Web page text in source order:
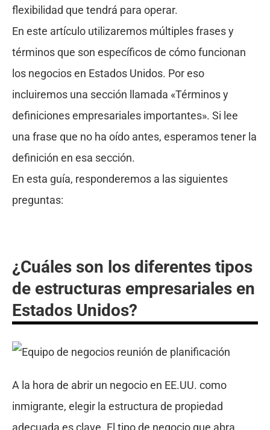
flexibilidad que tendrá para operar.
En este artículo utilizaremos múltiples frases y
términos que son específicos de cómo funcionan
los negocios en Estados Unidos. Por eso
incluiremos una sección llamada «Términos y
definiciones empresariales importantes». Si lee
una frase que no ha oído antes, esperamos tener la
definición en esa sección.
En esta guía, responderemos a las siguientes
preguntas:
¿Cuáles son los diferentes tipos
de estructuras empresariales en
Estados Unidos?
A la hora de abrir un negocio en EE.UU. como
inmigrante, elegir la estructura de propiedad
adecuada es clave. El tipo de negocio que abra